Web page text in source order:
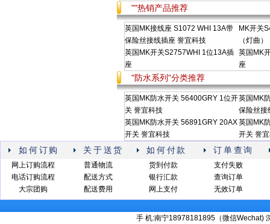
""热销产品推荐
英国MK接线座 S1072 WHI 13A带
保险丝接线插座 誉宜科技
MK开关
（灯曲）
英国MK开关S2757WHI 1位13A插
座
英国MK
座
"防水系列"分类推荐
英国MK防水开关 56400GRY 1位开
关 誉宜科技
英国MK
保险丝接
英国MK防水开关 56891GRY 20AX
开关 誉宜科技
英国MK
开关 誉
如何订购 关于送货 如何付款 订单查询
网上订购流程
电话订购流程
大宗团购
普通物流
配送方式
配送费用
货到付款
银行汇款
网上支付
支付失败
查询订单
无效订单
手 机:南宁18978181895（微信